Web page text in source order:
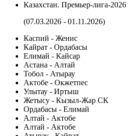
Казахстан. Премьер-лига-2026
(07.03.2026 - 01.11.2026)
Каспий - Женис
Кайрат - Ордабасы
Елимай - Кайсар
Астана - Алтай
Тобол - Атырау
Актобе - Окжетпес
Улытау - Иртыш
Жетысу - Кызыл-Жар СК
Ордабасы - Елимай
Алтай - Актобе
Алтай - Актобе